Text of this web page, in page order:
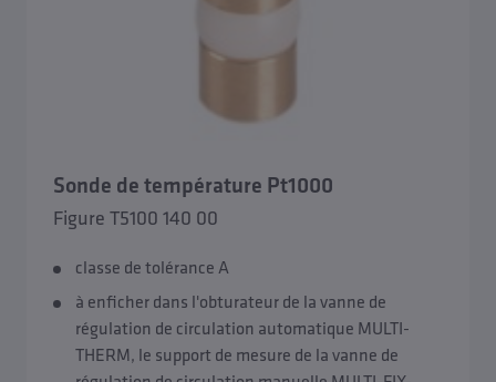
Sonde de température Pt1000
Figure T5100 140 00
classe de tolérance A
à enficher dans l'obturateur de la vanne de
régulation de circulation automatique MULTI-
THERM, le support de mesure de la vanne de